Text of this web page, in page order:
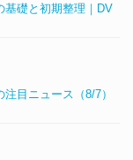
基礎と初期整理｜DV
目ニュース（8/7）